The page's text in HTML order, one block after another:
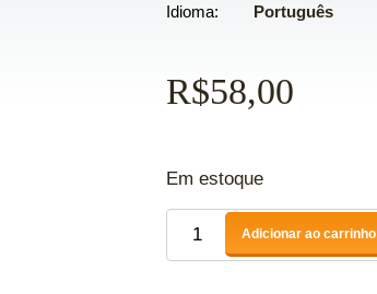
Idioma
Português
R$58,00
Em estoque
Adicionar ao carrinho